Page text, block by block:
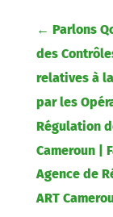
← Parlons
des
relatives à
par les
Régulation
Cameroun |
Agence de
ART